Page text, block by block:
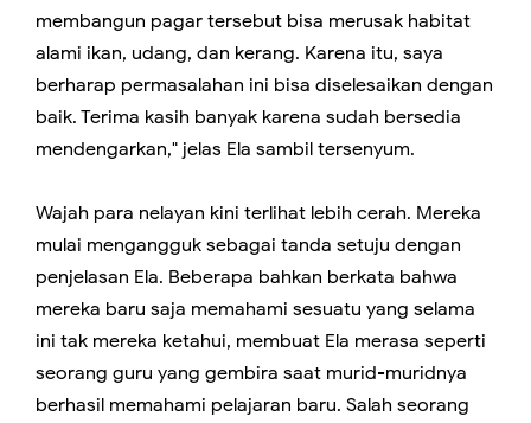
membangun pagar tersebut bisa merusak habitat
alami ikan, udang, dan kerang. Karena itu, saya
berharap permasalahan ini bisa diselesaikan dengan
baik. Terima kasih banyak karena sudah bersedia
mendengarkan," jelas Ela sambil tersenyum.
Wajah para nelayan kini terlihat lebih cerah. Mereka
mulai mengangguk sebagai tanda setuju dengan
penjelasan Ela. Beberapa bahkan berkata bahwa
mereka baru saja memahami sesuatu yang selama
ini tak mereka ketahui, membuat Ela merasa seperti
seorang guru yang gembira saat murid-muridnya
berhasil memahami pelajaran baru. Salah seorang